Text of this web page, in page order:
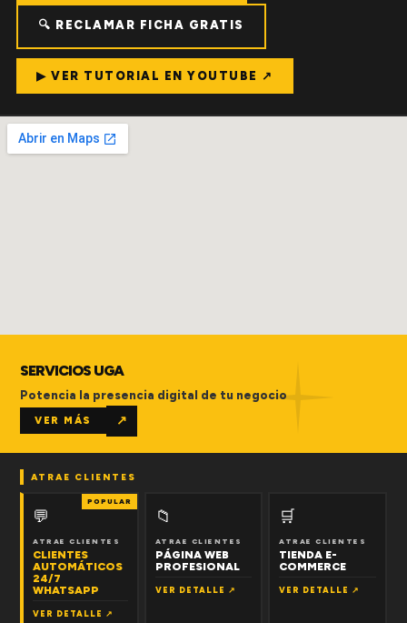
🔍 RECLAMAR FICHA GRATIS
▶ VER TUTORIAL EN YOUTUBE ↗
SERVICIOS UGA
Potencia la presencia digital de tu negocio
VER MÁS ↗
ATRAE CLIENTES
POPULAR
💬
ATRAE CLIENTES
CLIENTES
AUTOMÁTICOS
24/7
WHATSAPP
VER DETALLE ↗
📁
ATRAE CLIENTES
PÁGINA WEB
PROFESIONAL
VER DETALLE ↗
🛒
ATRAE CLIENTES
TIENDA E-
COMMERCE
VER DETALLE ↗